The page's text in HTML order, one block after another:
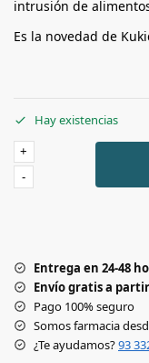
intrusión de
Es la novedad de
Hay existencias
+
-
Entrega en 24-48
Envío gratis a
Pago 100% seguro
Somos farmacia
¿Te ayudamos?93